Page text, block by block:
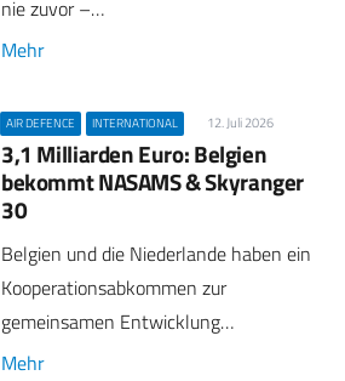
nie zuvor –…
Mehr
AIR DEFENCE INTERNATIONAL 12. Juli 2026
3,1 Milliarden Euro: Belgien
bekommt NASAMS & Skyranger
30
Belgien und die Niederlande haben ein
Kooperationsabkommen zur
gemeinsamen Entwicklung…
Mehr